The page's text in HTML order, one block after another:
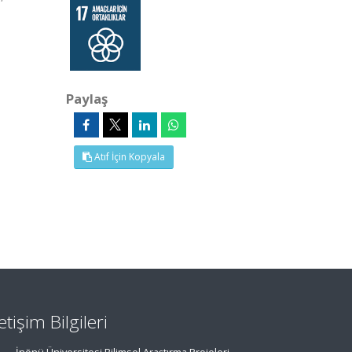
Paylaş
Atıf İçin Kopyala
Bilgileri